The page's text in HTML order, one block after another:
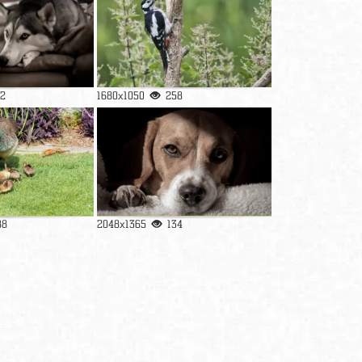
1680x1050 258
2048x1365 134